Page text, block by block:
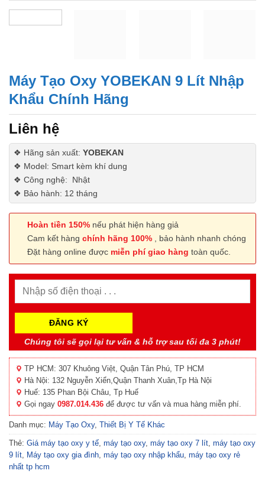
Máy Tạo Oxy YOBEKAN 9 Lít Nhập
Khẩu Chính Hãng
Liên hệ
❖ Hãng sản xuất: YOBEKAN
❖ Model: Smart kèm khí dung
❖ Công nghệ: Nhật
❖ Bảo hành: 12 tháng
Hoàn tiền 150% nếu phát hiện hàng giả
Cam kết hàng chính hãng 100% , bảo hành nhanh chóng
Đặt hàng online được miễn phí giao hàng toàn quốc.
Chúng tôi sẽ gọi lại tư vấn & hỗ trợ sau tối đa 3 phút!
TP HCM: 307 Khuông Việt, Quận Tân Phú, TP HCM
Hà Nội: 132 Nguyễn Xiển,Quận Thanh Xuân,Tp Hà Nội
Huế: 135 Phan Bội Châu, Tp Huế
Gọi ngay 0987.014.436 để được tư vấn và mua hàng miễn phí.
Danh mục: Máy Tạo Oxy, Thiết Bị Y Tế Khác
Thẻ: Giá máy tạo oxy y tế máy tạo oxy, máy tạo oxy 7 lít máy tạo oxy
9 lít
Máy tạo oxy gia đình máy tạo oxy nhập khẩu máy tạo oxy rẻ
nhất tp hcm